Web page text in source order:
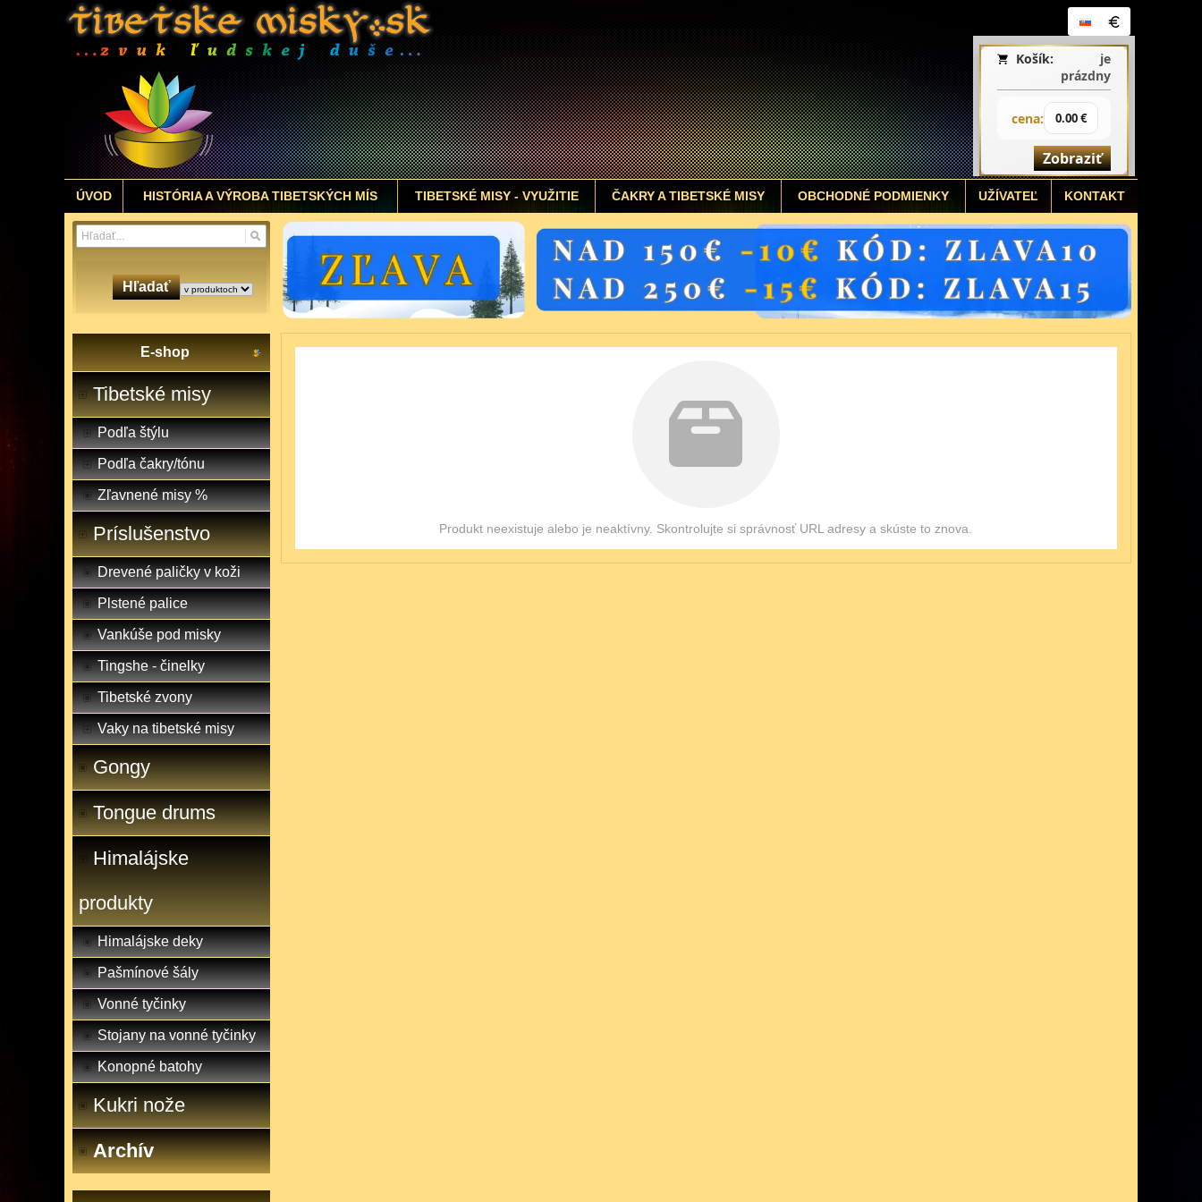
Košík:
je
prázdny
cena: 0.00 €
Zobraziť
ÚVOD HISTÓRIA A VÝROBA TIBETSKÝCH MÍS TIBETSKÉ MISY - VYUŽITIE ČAKRY A TIBETSKÉ MISY OBCHODNÉ PODMIENKY UŽÍVATEĽ KONTAKT
Hľadať
E-shop
Tibetské misy
Podľa štýlu
Podľa čakry/tónu
Zľavnené misy %
Príslušenstvo
Drevené paličky v koži
Plstené palice
Vankúše pod misky
Tingshe - činelky
Tibetské zvony
Vaky na tibetské misy
Gongy
Tongue drums
Himalájske
produkty
Himalájske deky
Pašmínové šály
Vonné tyčinky
Stojany na vonné tyčinky
Konopné batohy
Kukri nože
Archív
Produkt neexistuje alebo je neaktívny. Skontrolujte si správnosť URL adresy a skúste to znova.